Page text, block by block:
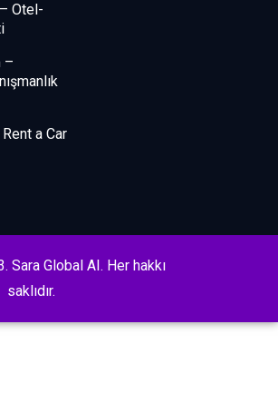
Otel-
–
a Car
Sara Global AI. Her hakkı
saklıdır.